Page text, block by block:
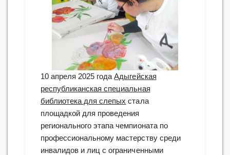
10 апреля 2025 годаАдыгейская
республиканская специальная
библиотека для слепых стала
площадкой для проведения
регионального этапа чемпионата по
профессиональному мастерству среди
инвалидов и лиц с ограниченными